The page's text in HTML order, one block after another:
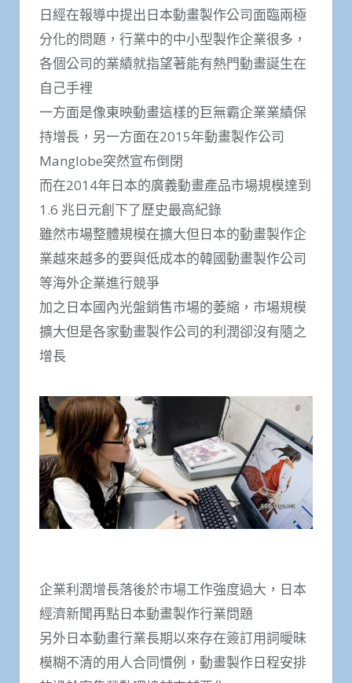
日經在報導中提出日本動畫製作公司面臨兩極
分化的問題，行業中的中小型製作企業很多，
各個公司的業績就指望著能有熱門動畫誕生在
自己手裡
一方面是像東映動畫這樣的巨無霸企業業績保
持增長，另一方面在2015年動畫製作公司
Manglobe突然宣布倒閉
而在2014年日本的廣義動畫產品市場規模達到
1.6 兆日元創下了歷史最高紀錄
雖然市場整體規模在擴大但日本的動畫製作企
業越來越多的要與低成本的韓國動畫製作公司
等海外企業進行競爭
加之日本國內光盤銷售市場的萎縮，市場規模
擴大但是各家動畫製作公司的利潤卻沒有隨之
增長
企業利潤增長落後於市場工作強度過大，日本
經濟新聞再點日本動畫製作行業問題
另外日本動畫行業長期以來存在簽訂用詞曖昧
模糊不清的用人合同慣例，動畫製作日程安排